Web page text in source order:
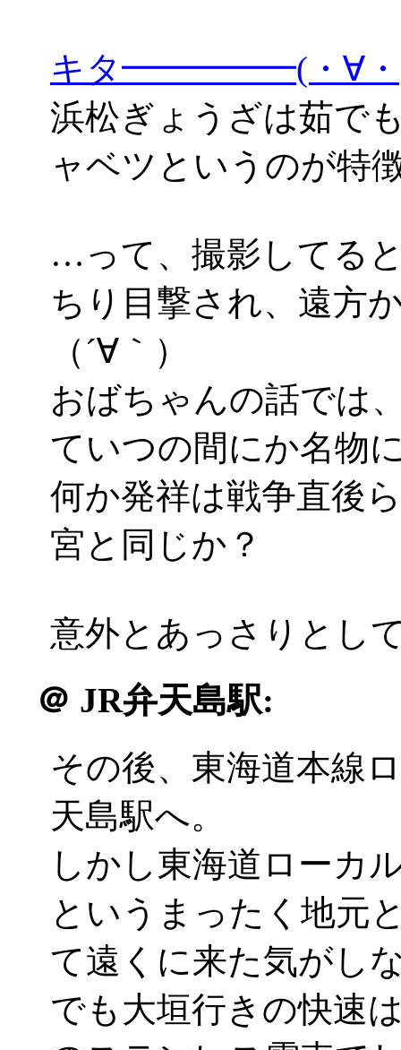
キタ━━━━━(・∀
浜松ぎょうざは茹で
ャベツというのが特
…って、撮影してる
ちり目撃され、遠方
（´∀｀）
おばちゃんの話では
ていつの間にか名物
何か発祥は戦争直後
宮と同じか？
意外とあっさりとし
＠ JR弁天島駅:
その後、東海道本線
天島駅へ。
しかし東海道ローカ
というまったく地元
て遠くに来た気がし
でも大垣行きの快速